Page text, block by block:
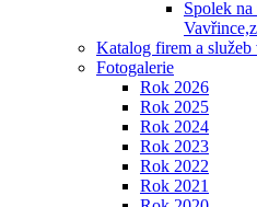
Spolek na
Katalog firem a služeb
Fotogalerie
Rok 2026
Rok 2025
Rok 2024
Rok 2023
Rok 2022
Rok 2021